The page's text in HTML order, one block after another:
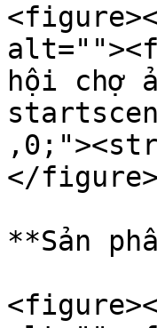
hội chợ
</figure>
**Sản